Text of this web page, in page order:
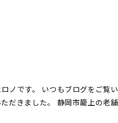
ノです。 いつもブログをご覧
だきました。 静岡市籠上の老